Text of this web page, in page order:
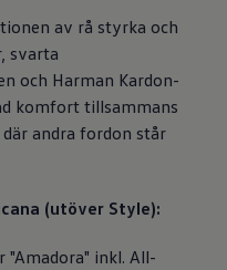
av rå styrka och
svarta
och Harman Kardon-
komfort tillsammans
andra fordon står
(utöver Style):
"Amadora" inkl. All-